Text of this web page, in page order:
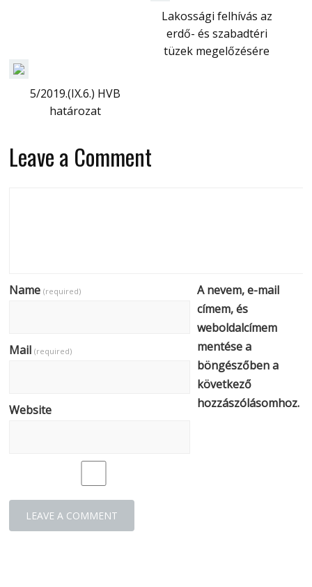
Lakossági felhívás az
erdő- és szabadtéri
tüzek megelőzésére
5/2019.(IX.6.) HVB
határozat
Leave a Comment
Name(required)
Mail(required)
Website
A nevem, e-mail
címem, és
weboldalcímem
mentése a
böngészőben a
következő
hozzászólásomhoz.